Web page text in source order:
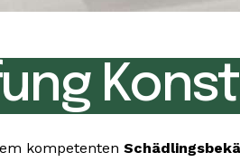
kompetenten